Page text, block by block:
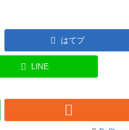
はてブ
LINE